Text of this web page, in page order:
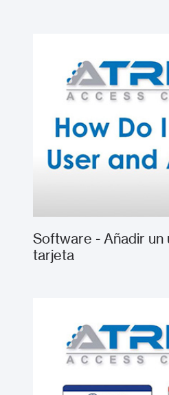
Software - Añadir un
tarjeta